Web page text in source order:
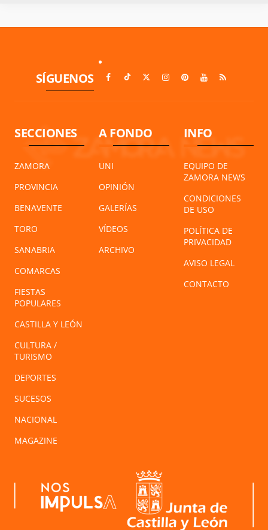
SÍGUENOS
SECCIONES
ZAMORA
PROVINCIA
BENAVENTE
TORO
SANABRIA
COMARCAS
FIESTAS
POPULARES
CASTILLA Y LEÓN
CULTURA /
TURISMO
DEPORTES
SUCESOS
NACIONAL
MAGAZINE
A FONDO
UNI
OPINIÓN
GALERÍAS
VÍDEOS
ARCHIVO
INFO
EQUIPO DE
ZAMORA NEWS
CONDICIONES
DE USO
POLÍTICA DE
PRIVACIDAD
AVISO LEGAL
CONTACTO